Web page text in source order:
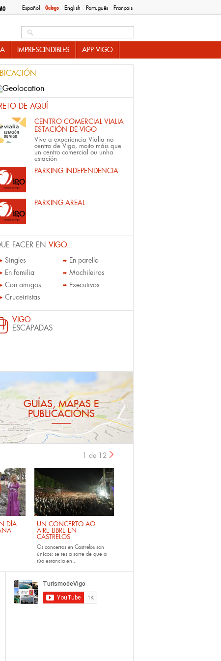
Español Galego English Português Français
IMPRESCINDIBLES APP VIGO
DE AQUÍ
CENTRO COMERCIAL VIALIA
ESTACIÓN DE VIGO
Vive a experiencia Vialia no
centro de Vigo, moito máis que
un centro comercial ou unha
estación
PARKING INDEPENDENCIA
PARKING AREAL
FACER EN VIGO...
Singles
En parella
En familia
Mochileiros
Con amigos
Executivos
Cruceiristas
VIGO
ESCAPADAS
GUÍAS, MAPAS E
PUBLICACIÓNS
DÍA UN CONCERTO AO
AIRE LIBRE EN
CASTRELOS
Os concertos en Castrelos son
únicos: se tes a sorte de que a
túa estancia en...
1 de 12